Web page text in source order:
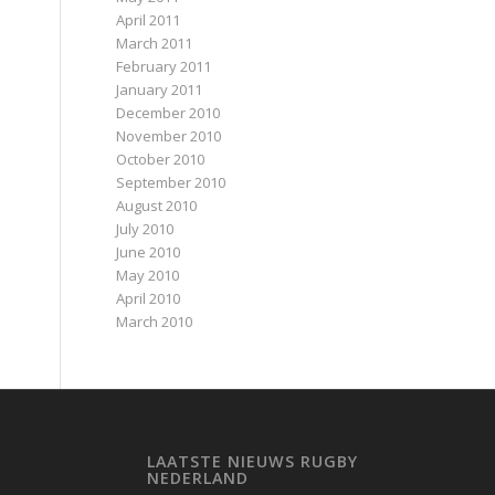
April 2011
March 2011
February 2011
January 2011
December 2010
November 2010
October 2010
September 2010
August 2010
July 2010
June 2010
May 2010
April 2010
March 2010
LAATSTE NIEUWS RUGBY
NEDERLAND